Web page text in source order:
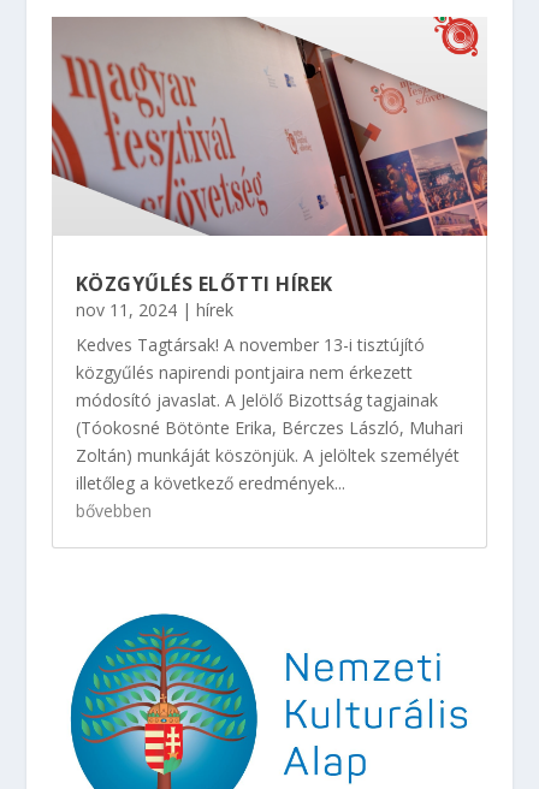
KÖZGYŰLÉS ELŐTTI HÍREK
nov 11, 2024| hírek
Kedves Tagtársak! A november 13-i tisztújító
közgyűlés napirendi pontjaira nem érkezett
módosító javaslat. A Jelölő Bizottság tagjainak
(Tóokosné Bötönte Erika, Bérczes László, Muhari
Zoltán) munkáját köszönjük. A jelöltek személyét
illetőleg a következő eredmények...
bővebben